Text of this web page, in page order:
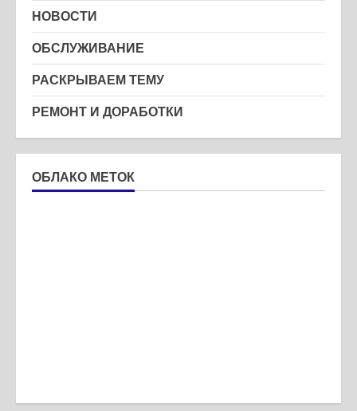
НОВОСТИ
ОБСЛУЖИВАНИЕ
РАСКРЫВАЕМ ТЕМУ
РЕМОНТ И ДОРАБОТКИ
ОБЛАКО МЕТОК